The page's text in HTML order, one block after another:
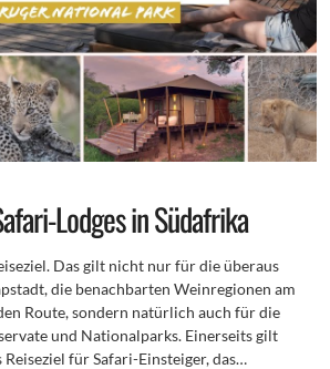
Lodges in Südafrika
Das gilt nicht nur für die überaus
die benachbarten Weinregionen am
Route, sondern natürlich auch für die
und Nationalparks. Einerseits gilt
für Safari-Einsteiger, das…